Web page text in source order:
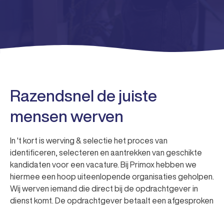
Razendsnel de juiste
mensen werven
In 't kort is werving & selectie het proces van
identificeren, selecteren en aantrekken van geschikte
kandidaten voor een vacature. Bij Primox hebben we
hiermee een hoop uiteenlopende organisaties geholpen.
Wij werven iemand die direct bij de opdrachtgever in
dienst komt. De opdrachtgever betaalt een afgesproken